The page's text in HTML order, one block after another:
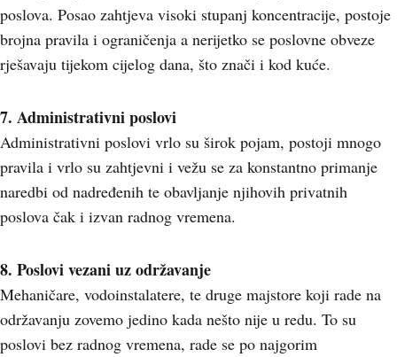
poslova. Posao zahtjeva visoki stupanj koncentracije, postoje
brojna pravila i ograničenja a nerijetko se poslovne obveze
rješavaju tijekom cijelog dana, što znači i kod kuće.
7. Administrativni poslovi
Administrativni poslovi vrlo su širok pojam, postoji mnogo
pravila i vrlo su zahtjevni i vežu se za konstantno primanje
naredbi od nadređenih te obavljanje njihovih privatnih
poslova čak i izvan radnog vremena.
8. Poslovi vezani uz održavanje
Mehaničare, vodoinstalatere, te druge majstore koji rade na
održavanju zovemo jedino kada nešto nije u redu. To su
poslovi bez radnog vremena, rade se po najgorim